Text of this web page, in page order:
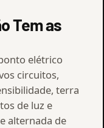
Tem as
elétrico
circuitos,
terra
de luz e
alternada de